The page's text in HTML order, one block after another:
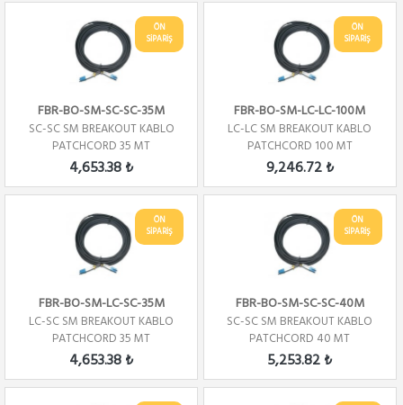
ÖN
SİPARİŞ
FBR-BO-SM-SC-SC-35M
SC-SC SM BREAKOUT KABLO
PATCHCORD 35 MT
4,653.38 ₺
ÖN
SİPARİŞ
FBR-BO-SM-LC-LC-100M
LC-LC SM BREAKOUT KABLO
PATCHCORD 100 MT
9,246.72 ₺
ÖN
SİPARİŞ
FBR-BO-SM-LC-SC-35M
LC-SC SM BREAKOUT KABLO
PATCHCORD 35 MT
4,653.38 ₺
ÖN
SİPARİŞ
FBR-BO-SM-SC-SC-40M
SC-SC SM BREAKOUT KABLO
PATCHCORD 40 MT
5,253.82 ₺